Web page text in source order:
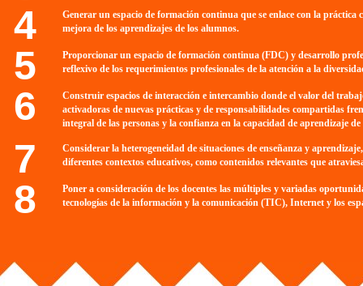
Generar un espacio de formación continua que se enlace con la
mejora de los aprendizajes de los alumnos.
Proporcionar un espacio de formación continua (FDC) y desarrollo
reflexivo de los requerimientos profesionales de la atención a la
Construir espacios de interacción e intercambio donde el valor del
activadoras de nuevas prácticas y de responsabilidades compartidas
integral de las personas y la confianza en la capacidad de aprendizaje
Considerar la heterogeneidad de situaciones de enseñanza y
diferentes contextos educativos, como contenidos relevantes que
Poner a consideración de los docentes las múltiples y variadas
tecnologías de la información y la comunicación (TIC), Internet y los